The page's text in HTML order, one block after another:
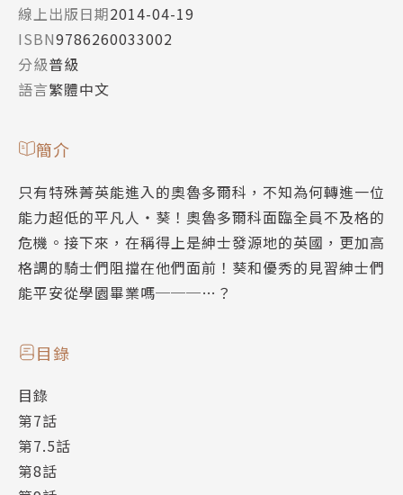
線上出版日期2014-04-19
ISBN9786260033002
分級普級
語言繁體中文
簡介
只有特殊菁英能進入的奧魯多爾科，不知為何轉進一位
能力超低的平凡人‧葵！奧魯多爾科面臨全員不及格的
危機。接下來，在稱得上是紳士發源地的英國，更加高
格調的騎士們阻擋在他們面前！葵和優秀的見習紳士們
能平安從學園畢業嗎───…？
目錄
目錄
第7話
第7.5話
第8話